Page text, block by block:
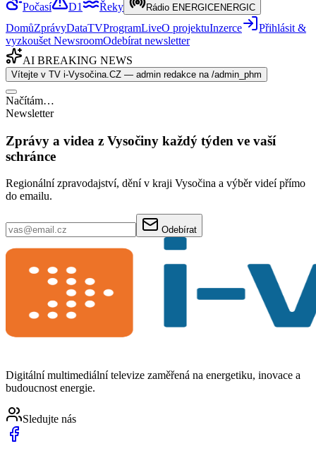
Počasí
D1 Řeky Rádio ENERGICENERGIC
DomůZprávyDataTVProgramLiveO projektuInzerce
Přihlásit &
vyzkoušet NewsroomOdebírat newsletter
AI BREAKING NEWS
Vítejte v TV i-Vysočina.CZ — admin redakce na /admin_phm
Načítám…
Newsletter
Zprávy a videa z Vysočiny každý týden ve vaší
schránce
Regionální zpravodajství, dění v kraji Vysočina a výběr videí přímo
do emailu.
Odebírat
Digitální multimediální televize zaměřená na energetiku, inovace a
budoucnost energie.
Sledujte nás